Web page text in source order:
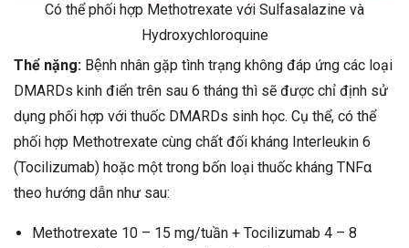
Có thể phối hợp Methotrexate với Sulfasalazine và
Hydroxychloroquine
Thể nặng: Bệnh nhân gặp tình trạng không đáp ứng các loại
DMARDs kinh điển trên sau 6 tháng thì sẽ được chỉ định sử
dụng phối hợp với thuốc DMARDs sinh học. Cụ thể, có thể
phối hợp Methotrexate cùng chất đối kháng Interleukin 6
(Tocilizumab) hoặc một trong bốn loại thuốc kháng TNFα
theo hướng dẫn như sau:
Methotrexate 10 – 15 mg/tuần + Tocilizumab 4 – 8